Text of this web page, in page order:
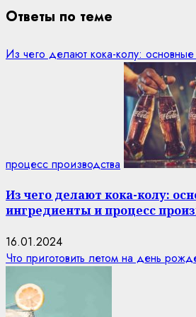
Ответы по теме
Из чего делают кока-колу:
процесс производства
Из чего делают кока-колу:
ингредиенты и процесс
16.01.2024
Что приготовить летом на день